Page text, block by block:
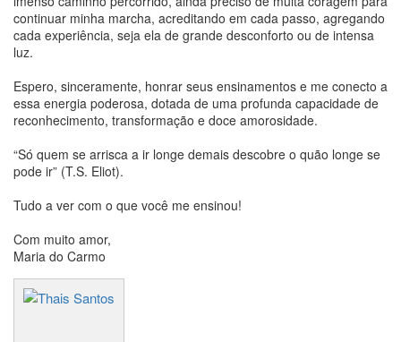
continuar minha marcha, acreditando em cada passo, agregando
cada experiência, seja ela de grande desconforto ou de intensa
luz.
Espero, sinceramente, honrar seus ensinamentos e me conecto a
essa energia poderosa, dotada de uma profunda capacidade de
reconhecimento, transformação e doce amorosidade.
“Só quem se arrisca a ir longe demais descobre o quão longe se
pode ir” (T.S. Eliot).
Tudo a ver com o que você me ensinou!
Com muito amor,
Maria do Carmo